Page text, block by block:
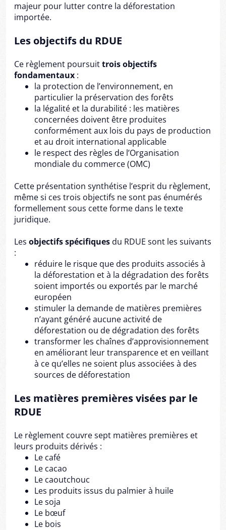
majeur pour lutter contre la déforestation
importée.
Les objectifs du RDUE
Ce règlement poursuittrois objectifs
fondamentaux :
la protection de l’environnement, en
particulier la préservation des forêts
la légalité et la durabilité : les matières
concernées doivent être produites
conformément aux lois du pays de production
et au droit international applicable
le respect des règles de l’Organisation
mondiale du commerce (OMC)
Cette présentation synthétise l’esprit du règlement,
même si ces trois objectifs ne sont pas énumérés
formellement sous cette forme dans le texte
juridique.
Les objectifs spécifiques du RDUE sont les suivants
:
réduire le risque que des produits associés à
la déforestation et à la dégradation des forêts
soient importés ou exportés par le marché
européen
stimuler la demande de matières premières
n’ayant généré aucune activité de
déforestation ou de dégradation des forêts
transformer les chaînes d’approvisionnement
en améliorant leur transparence et en veillant
à ce qu’elles ne soient plus associées à des
sources de déforestation
Les matières premières visées par le
RDUE
Le règlement couvre sept matières premières et
leurs produits dérivés :
Le café
Le cacao
Le caoutchouc
Les produits issus du palmier à huile
Le soja
Le bœuf
Le bois